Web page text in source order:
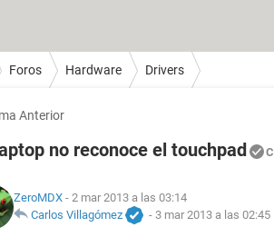
Foros Hardware Drivers
Anterior
no reconoce el touchpad
ZeroMDX - 2 mar 2013 a las 03:14
Carlos Villagómez
- 3 mar 2013 a las 02:45